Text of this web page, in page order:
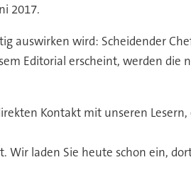
2017.
auswirken wird: Scheidender
Editorial erscheint, werden die
Kontakt mit unseren Lesern,
Wir laden Sie heute schon ein,